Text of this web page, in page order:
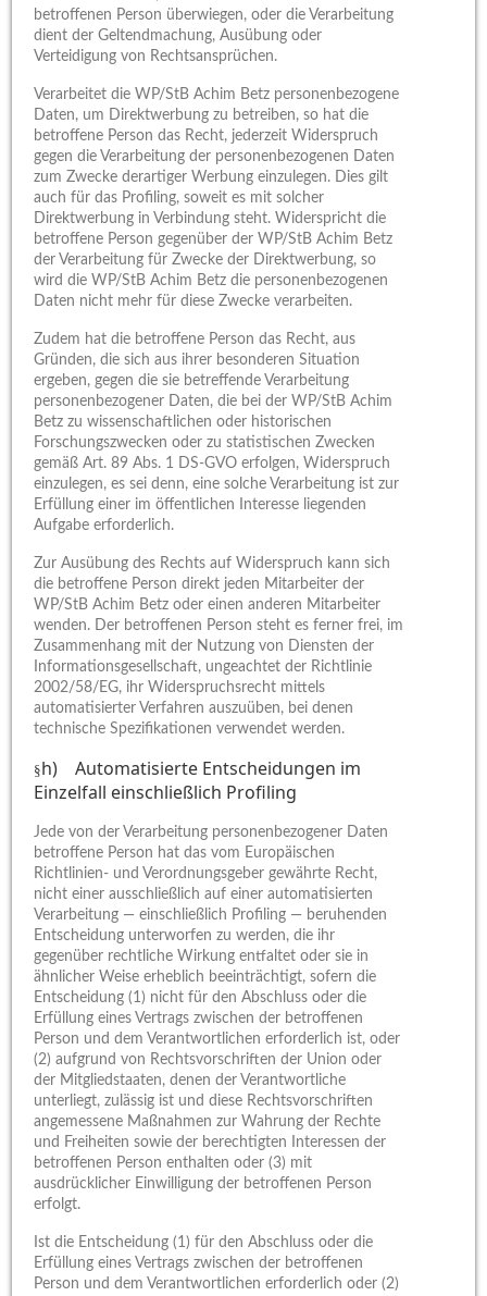
betroffenen Person überwiegen, oder die Verarbeitung
dient der Geltendmachung, Ausübung oder
Verteidigung von Rechtsansprüchen.
Verarbeitet die WP/StB Achim Betz personenbezogene
Daten, um Direktwerbung zu betreiben, so hat die
betroffene Person das Recht, jederzeit Widerspruch
gegen die Verarbeitung der personenbezogenen Daten
zum Zwecke derartiger Werbung einzulegen. Dies gilt
auch für das Profiling, soweit es mit solcher
Direktwerbung in Verbindung steht. Widerspricht die
betroffene Person gegenüber der WP/StB Achim Betz
der Verarbeitung für Zwecke der Direktwerbung, so
wird die WP/StB Achim Betz die personenbezogenen
Daten nicht mehr für diese Zwecke verarbeiten.
Zudem hat die betroffene Person das Recht, aus
Gründen, die sich aus ihrer besonderen Situation
ergeben, gegen die sie betreffende Verarbeitung
personenbezogener Daten, die bei der WP/StB Achim
Betz zu wissenschaftlichen oder historischen
Forschungszwecken oder zu statistischen Zwecken
gemäß Art. 89 Abs. 1 DS-GVO erfolgen, Widerspruch
einzulegen, es sei denn, eine solche Verarbeitung ist zur
Erfüllung einer im öffentlichen Interesse liegenden
Aufgabe erforderlich.
Zur Ausübung des Rechts auf Widerspruch kann sich
die betroffene Person direkt jeden Mitarbeiter der
WP/StB Achim Betz oder einen anderen Mitarbeiter
wenden. Der betroffenen Person steht es ferner frei, im
Zusammenhang mit der Nutzung von Diensten der
Informationsgesellschaft, ungeachtet der Richtlinie
2002/58/EG, ihr Widerspruchsrecht mittels
automatisierter Verfahren auszuüben, bei denen
technische Spezifikationen verwendet werden.
§h) Automatisierte Entscheidungen im
Einzelfall einschließlich Profiling
Jede von der Verarbeitung personenbezogener Daten
betroffene Person hat das vom Europäischen
Richtlinien- und Verordnungsgeber gewährte Recht,
nicht einer ausschließlich auf einer automatisierten
Verarbeitung — einschließlich Profiling — beruhenden
Entscheidung unterworfen zu werden, die ihr
gegenüber rechtliche Wirkung entfaltet oder sie in
ähnlicher Weise erheblich beeinträchtigt, sofern die
Entscheidung (1) nicht für den Abschluss oder die
Erfüllung eines Vertrags zwischen der betroffenen
Person und dem Verantwortlichen erforderlich ist, oder
(2) aufgrund von Rechtsvorschriften der Union oder
der Mitgliedstaaten, denen der Verantwortliche
unterliegt, zulässig ist und diese Rechtsvorschriften
angemessene Maßnahmen zur Wahrung der Rechte
und Freiheiten sowie der berechtigten Interessen der
betroffenen Person enthalten oder (3) mit
ausdrücklicher Einwilligung der betroffenen Person
erfolgt.
Ist die Entscheidung (1) für den Abschluss oder die
Erfüllung eines Vertrags zwischen der betroffenen
Person und dem Verantwortlichen erforderlich oder (2)